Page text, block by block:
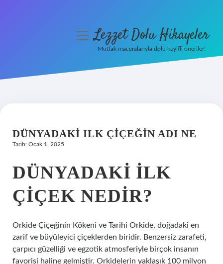
Hakkımızda
menüyüLezzet Dolu Hikayeler
Mutfak maceralarıyla dolu keyifli öneriler!
DÜNYADAKI ILK ÇIÇEĞIN ADI NE
Tarih: Ocak 1, 2025
DÜNYADAKI ILK
ÇIÇEK NEDIR?
Orkide Çiçeğinin Kökeni ve Tarihi Orkide, doğadaki en
zarif ve büyüleyici çiçeklerden biridir. Benzersiz zarafeti,
çarpıcı güzelliği ve egzotik atmosferiyle birçok insanın
favorisi haline gelmiştir. Orkidelerin yaklaşık 100 milyon